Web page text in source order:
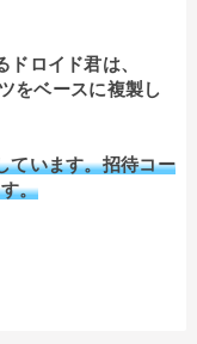
ロイド君は、
をベースに複製し
ています。招待コー
。